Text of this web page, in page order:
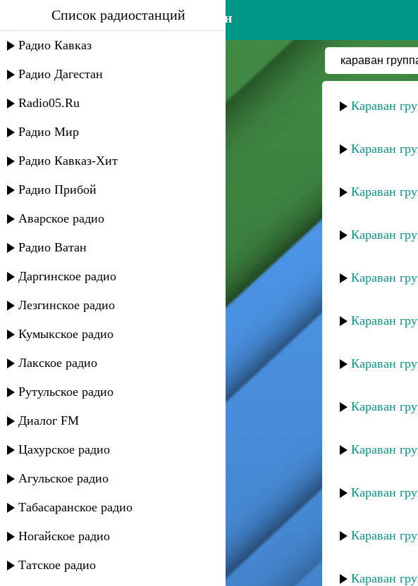
караван группа - атанач вун
Список радиостанций
Радио Кавказ
Радио Дагестан
Radio05.Ru
Радио Мир
Радио Кавказ-Хит
Радио Прибой
Аварское радио
Радио Ватан
Даргинское радио
Лезгинское радио
Кумыкское радио
Лакское радио
Рутульское радио
Диалог FM
Цахурское радио
Агульское радио
Табасаранское радио
Ногайское радио
Татское радио
Караван
Караван
Караван
Караван
Караван
Караван
Караван
Караван
Караван
Караван
Караван
Караван